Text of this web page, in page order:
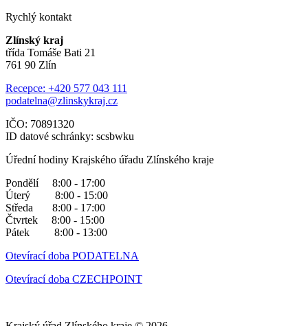
Rychlý kontakt
Zlínský kraj
třída Tomáše Bati 21
761 90 Zlín
Recepce: +420 577 043 111
podatelna@zlinskykraj.cz
IČO: 70891320
ID datové schránky: scsbwku
Úřední hodiny Krajského úřadu Zlínského kraje
Pondělí 8:00 - 17:00
Úterý 8:00 - 15:00
Středa 8:00 - 17:00
Čtvrtek 8:00 - 15:00
Pátek 8:00 - 13:00
Otevírací doba PODATELNA
Otevírací doba CZECHPOINT